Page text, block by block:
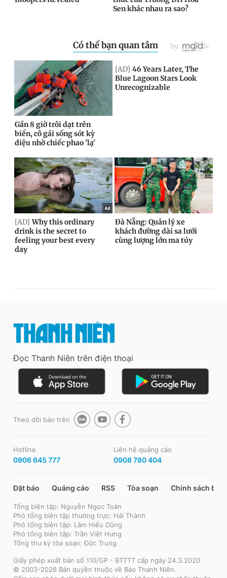
Đọc Thanh Niên trên điện thoại
Theo dõi báo trên
Hotline
0906 645 777
Liên hệ quảng cáo
0908 780 404
Đặt báo Quảng cáo RSS Tòa soạn Chính sách bảo
Tổng biên tập: Nguyễn Ngọc Toàn
Phó tổng biên tập thường trực: Hải Thành
Phó tổng biên tập: Lâm Hiếu Dũng
Phó tổng biên tập: Trần Việt Hưng
Tổng thư ký tòa soạn: Đức Trung
Giấy phép xuất bản số 110/GP - BTTTT cấp ngày 24.3.2020
© 2003-2026 Bản quyền thuộc về Báo Thanh Niên.